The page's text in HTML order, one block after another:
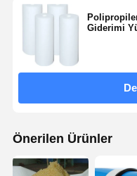
Laboratuvar Ultra Saf
Ultra Saf Su Makinesi
ultra saf su arıtma
Giderimi
Önerilen Ürünler